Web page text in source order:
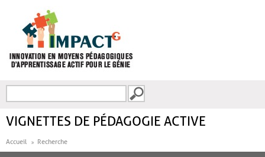
FORMULAIRE DE
VIGNETTES DE PÉDAGOGIE ACTIVE
Accueil Recherche